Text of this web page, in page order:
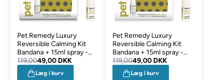
Pet Remedy Luxury
Reversible Calming Kit
Bandana + 15ml spray -
SEP DATOVARER
MEDIUM
119,0049,00 DKK
Læg i kurv
Pet Remedy Luxury
Reversible Calming Kit
Bandana + 15ml spray -
SEP DATOVARER SMALL
119,0049,00 DKK
Læg i kurv